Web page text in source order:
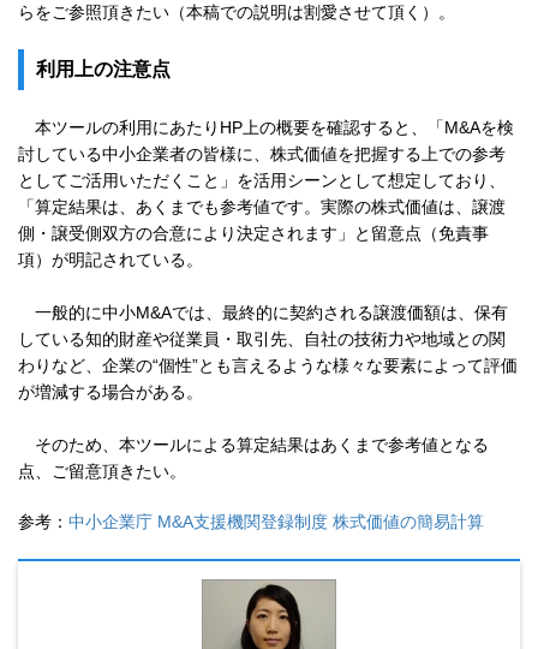
らをご参照頂きたい（本稿での説明は割愛させて頂く）。
利用上の注意点
本ツールの利用にあたりHP上の概要を確認すると、「M&Aを検
討している中小企業者の皆様に、株式価値を把握する上での参考
としてご活用いただくこと」を活用シーンとして想定しており、
「算定結果は、あくまでも参考値です。実際の株式価値は、譲渡
側・譲受側双方の合意により決定されます」と留意点（免責事
項）が明記されている。
一般的に中小M&Aでは、最終的に契約される譲渡価額は、保有
している知的財産や従業員・取引先、自社の技術力や地域との関
わりなど、企業の“個性”とも言えるような様々な要素によって評価
が増減する場合がある。
そのため、本ツールによる算定結果はあくまで参考値となる
点、ご留意頂きたい。
参考： 中小企業庁 M&A支援機関登録制度 株式価値の簡易計算